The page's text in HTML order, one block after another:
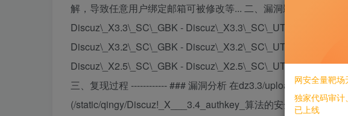
解，导致任意用户绑定邮箱可被修改等... 二、漏洞影响 ------------
Discuz\_X3.3\_SC\_GBK - Discuz\_X3.3\_SC\_UTF8 -
Discuz\_X3.2\_SC\_GBK - Discuz\_X3.2\_SC\_UTF8 -
Discuz\_X2.5\_SC\_GBK - Discuz\_X2.5\_SC\_UTF8 -
三、复现过程 ------------ ### 漏洞分析 在dz3.3/upload/install/
(/static/qingy/Discuz!_X___3.4_authkey_算法的安全性漏洞/
网安全量靶场
独家代码审
已上线